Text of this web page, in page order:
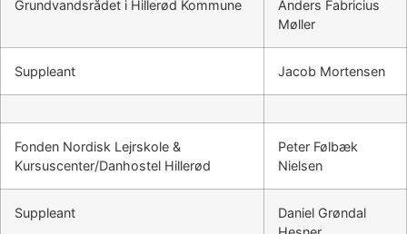
Grundvandsrådet i Hillerød Kommune
Anders Fabricius
Møller
Suppleant Jacob Mortensen
Fonden Nordisk Lejrskole &
Kursuscenter/Danhostel Hillerød
Peter Følbæk
Nielsen
Suppleant
Daniel Grøndal